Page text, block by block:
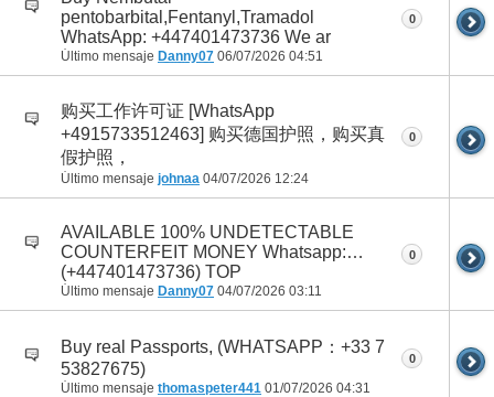
pentobarbital,Fentanyl,Tramadol
WhatsApp: +447401473736 We ar
Último mensaje Danny07 06/07/2026 04:51
0
购买工作许可证 [WhatsApp
+4915733512463] 购买德国护照，购买真
假护照，
Último mensaje johnaa 04/07/2026 12:24
0
AVAILABLE 100% UNDETECTABLE
COUNTERFEIT MONEY Whatsapp:…
(+447401473736) TOP
Último mensaje Danny07 04/07/2026 03:11
0
Buy real Passports, (WHATSAPP：+33 7
53827675)
Último mensaje thomaspeter441 01/07/2026 04:31
0